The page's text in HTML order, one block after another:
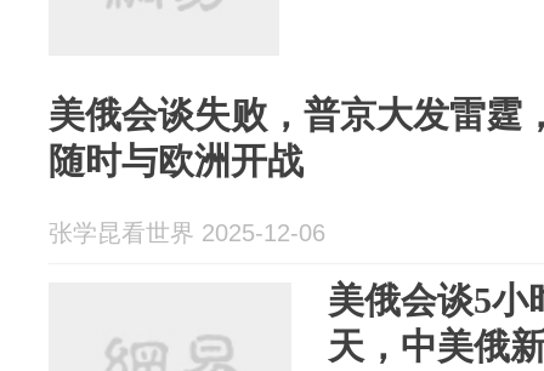
美俄会谈失败，普京大发雷霆
随时与欧洲开战
张学昆看世界 2025-12-06
美俄会谈5小
天，中美俄